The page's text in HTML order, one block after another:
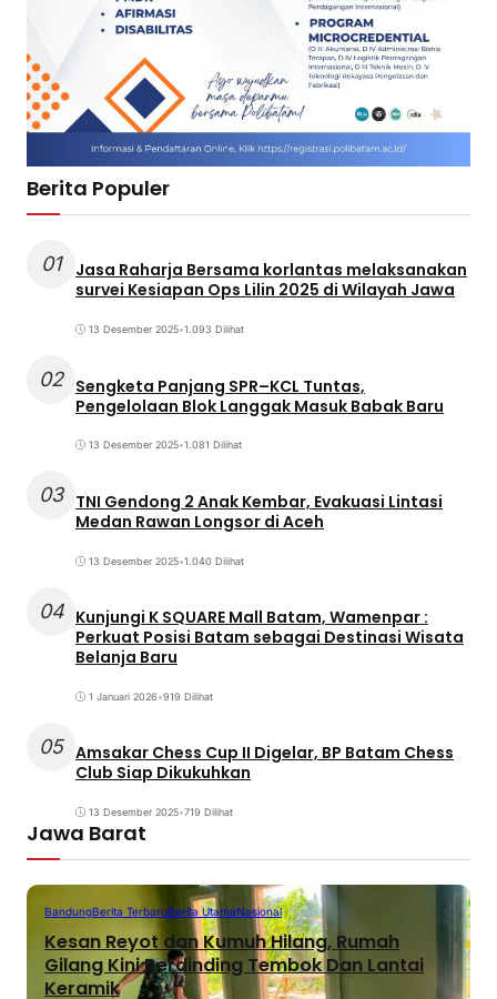
Berita Populer
01
Jasa Raharja Bersama korlantas melaksanakan
survei Kesiapan Ops Lilin 2025 di Wilayah Jawa
13 Desember 2025•1.093 Dilihat
02 Sengketa Panjang SPR–KCL Tuntas,
Pengelolaan Blok Langgak Masuk Babak Baru
13 Desember 2025•1.081 Dilihat
03 TNI Gendong 2 Anak Kembar, Evakuasi Lintasi
Medan Rawan Longsor di Aceh
13 Desember 2025•1.040 Dilihat
04 Kunjungi K SQUARE Mall Batam, Wamenpar :
Perkuat Posisi Batam sebagai Destinasi Wisata
Belanja Baru
1 Januari 2026•919 Dilihat
05 Amsakar Chess Cup II Digelar, BP Batam Chess
Club Siap Dikukuhkan
13 Desember 2025•719 Dilihat
Jawa Barat
BandungBerita TerbaruBerita UtamaNasional
Kesan Reyot dan Kumuh Hilang, Rumah
Gilang Kini Berdinding Tembok Dan Lantai
Keramik